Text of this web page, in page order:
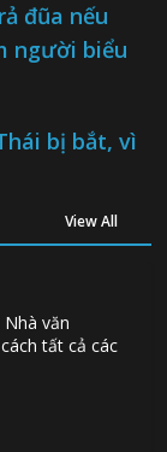
đũa nếu
người biểu
bị bắt, vì
View All
văn
tất cả các